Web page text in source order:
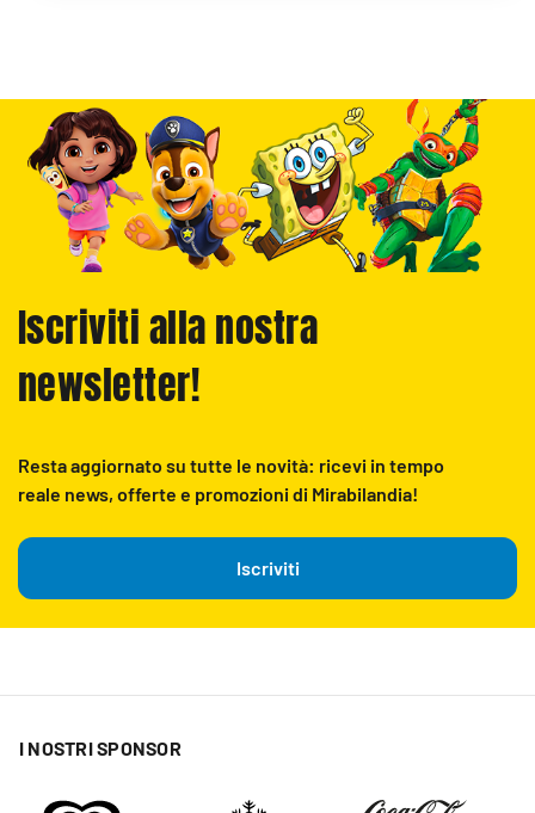
Iscriviti alla nostra
newsletter!
Resta aggiornato su tutte le novità: ricevi in tempo
reale news, offerte e promozioni di Mirabilandia!
Iscriviti
I NOSTRI SPONSOR